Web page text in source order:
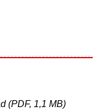
(PDF, 1,1 MB)